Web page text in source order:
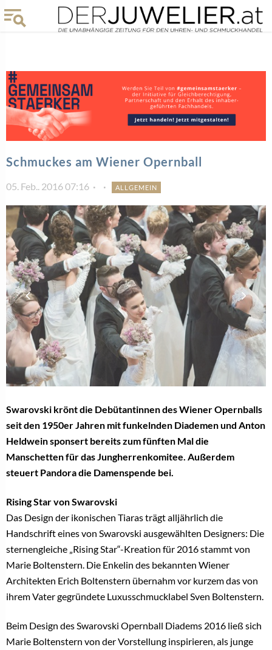
Schmuckes am Wiener Opernball
05. Feb.. 2016 07:16 ALLGEMEIN
Swarovski krönt die Debütantinnen des Wiener Opernballs
seit den 1950er Jahren mit funkelnden Diademen und Anton
Heldwein sponsert bereits zum fünften Mal die
Manschetten für das Jungherrenkomitee. Außerdem
steuert Pandora die Damenspende bei.
Rising Star von Swarovski
Das Design der ikonischen Tiaras trägt alljährlich die
Handschrift eines von Swarovski ausgewählten Designers: Die
sternengleiche „Rising Star“-Kreation für 2016 stammt von
Marie Boltenstern. Die Enkelin des bekannten Wiener
Architekten Erich Boltenstern übernahm vor kurzem das von
ihrem Vater gegründete Luxusschmucklabel Sven Boltenstern.
Beim Design des Swarovski Opernball Diadems 2016 ließ sich
Marie Boltenstern von der Vorstellung inspirieren, als junge